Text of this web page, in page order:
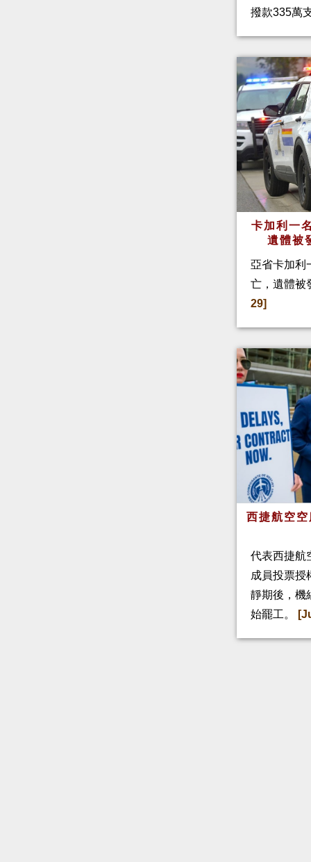
撥款335萬
卡加利一
遺體被
亞省卡加利
亡，遺體被
29]
西捷航空
代表西捷航
成員投票授
靜期後，機
始罷工。